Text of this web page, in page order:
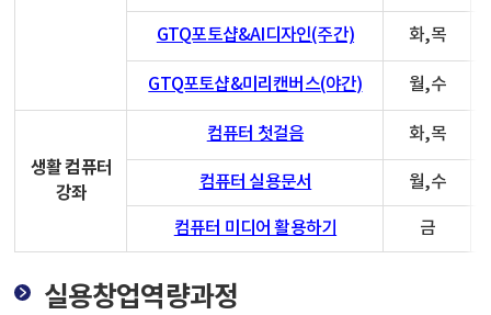
GTQ포토샵&AI디자인(주간) 화,목
GTQ포토샵&미리캔버스(야간) 월,수
생활 컴퓨터
강좌
컴퓨터 첫걸음 화,목
컴퓨터 실용문서 월,수
컴퓨터 미디어 활용하기 금
실용창업역량과정